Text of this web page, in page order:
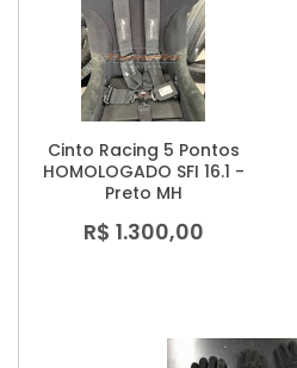
Cinto Racing 5 Pontos
HOMOLOGADO SFI 16.1 -
Preto MH
R$ 1.300,00